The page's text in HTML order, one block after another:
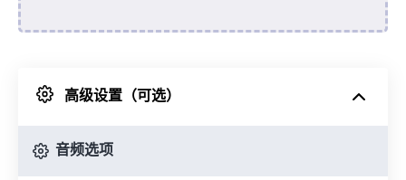
来自 Google Drive
高级设置（可选）
音频选项